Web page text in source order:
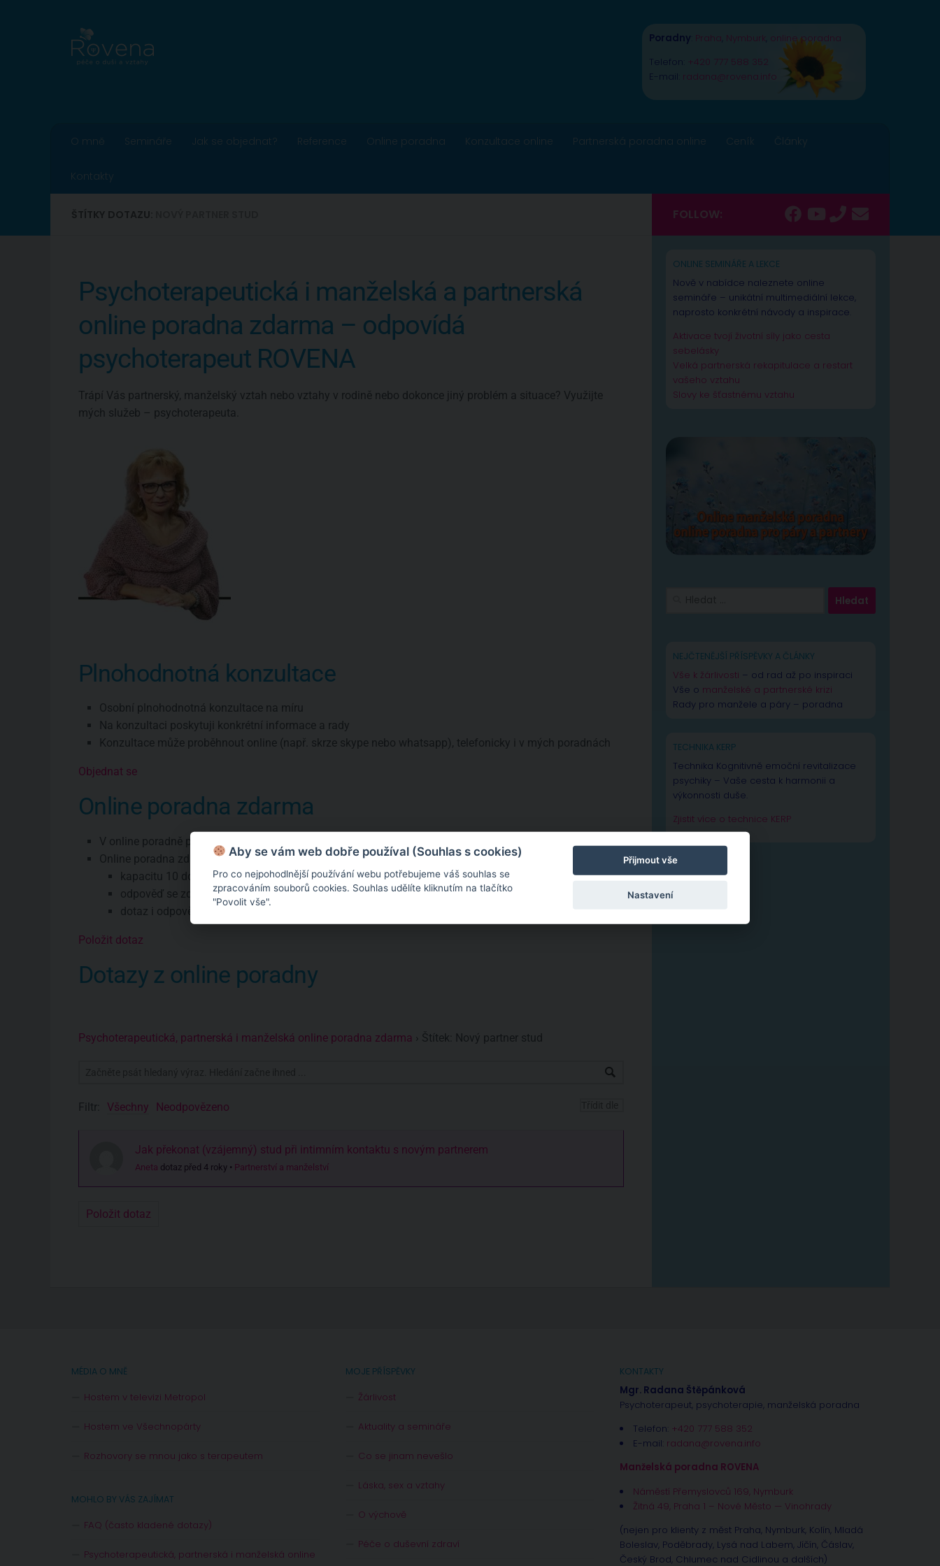
Poradny Praha Nymburk online poradna
Telefon: +420 777 588 352
E-mail: radana@rovena.info
O mně Semináře Jak se objednat? Reference Online poradna Konzultace online Partnerská poradna online Ceník Články
Kontakty
Psychoterapeutická i manželská a partnerská
online poradna zdarma – odpovídá
psychoterapeut ROVENA
Trápí Vás partnerský, manželský vztah nebo vztahy v rodině nebo dokonce jiný problém a situace? Využijte
mých služeb – psychoterapeuta.
Plnohodnotná konzultace
Osobní plnohodnotná konzultace na míru
Na konzultaci poskytuji konkrétní informace a rady
Konzultace může proběhnout online (např. skrze skype nebo whatsapp), telefonicky i v mých poradnách
Objednat se
Online poradna zdarma
V online poradně poskytuji pouze všeobecné informace
Online poradna zdarma má omezení:
kapacitu 10 dotazů týdně
odpověď se zde objeví zhruba do týdne
dotaz i odpověď budou veřejné
Položit dotaz
Dotazy z online poradny
Psychoterapeutická, partnerská i manželská online poradna zdarma Štítek: Nový partner stud
Filtr: Všechny Neodpovězeno
Jak překonat (vzájemný) stud při intimním kontaktu s novým partnerem
Aneta dotaz před 4 roky • Partnerství a manželství
Položit dotaz
FOLLOW:
ONLINE SEMINÁŘE A LEKCE
Nově v nabídce naleznete online
semináře – unikátní multimediální lekce,
naprosto konkrétní návody a inspirace.
Aktivace tvojí životní síly jako cesta
sebelásky
Velká partnerská rekapitulace a restart
vašeho vztahu
Slovy ke šťastnému vztahu
NEJČTENĚJŠÍ PŘÍSPĚVKY A ČLÁNKY
Vše k žárlivosti – od rad až po inspiraci
Vše o manželské a partnerské krizi
Rady pro manžele a páry – poradna
TECHNIKA KERP
Technika Kognitivně emoční revitalizace
psychiky – Vaše cesta k harmonii a
výkonnosti duše.
Zjistit více o technice KERP
MÉDIA O MNĚ
Hostem v televizi Metropol
Hostem ve Všechnopárty
Rozhovory se mnou jako s terapeutem
MOHLO BY VÁS ZAJÍMAT
FAQ (často kladené dotazy)
Psychoterapeutická, partnerská i manželská online
MOJE PŘÍSPĚVKY
Žárlivost
Aktuality a semináře
Co se jinam nevešlo
Láska, sex a vztahy
O výchově
Péče o duševní zdraví
KONTAKTY
Mgr. Radana Štěpánková
Psychoterapeut, psychoterapie, manželská poradna
Telefon: +420 777 588 352
E-mail: radana@rovena.info
Manželská poradna ROVENA
Náměstí Přemyslovců 169, Nymburk
Žitná 49, Praha 1 – Nové Město — Vinohrady
(nejen pro klienty z měst Praha, Nymburk, Kolín, Mladá
Boleslav, Poděbrady, Lysá nad Labem, Jíčín, Čáslav,
Český Brod, Chlumec nad Cidlinou a dalších)
Aby se vám web dobře používal (Souhlas s cookies)
Pro co nejpohodlnější používání webu potřebujeme váš souhlas se
zpracováním souborů cookies. Souhlas udělíte kliknutím na tlačítko
"Povolit vše".
Přijmout vše
Nastavení